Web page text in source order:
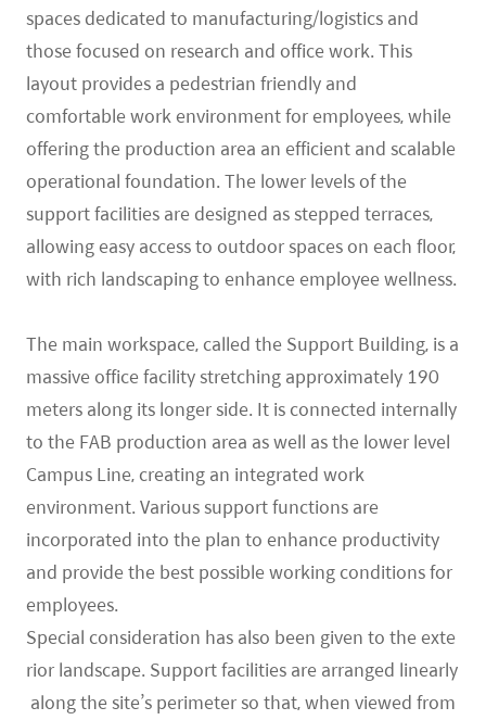
spaces dedicated to manufacturing/logistics and
those focused on research and office work. This
layout provides a pedestrian friendly and
comfortable work environment for employees, while
offering the production area an efficient and scalable
operational foundation. The lower levels of the
support facilities are designed as stepped terraces,
allowing easy access to outdoor spaces on each floor,
with rich landscaping to enhance employee wellness.
The main workspace, called the Support Building, is a
massive office facility stretching approximately 190
meters along its longer side. It is connected internally
to the FAB production area as well as the lower level
Campus Line, creating an integrated work
environment. Various support functions are
incorporated into the plan to enhance productivity
and provide the best possible working conditions for
employees.
Special consideration has also been given to the exte
rior landscape. Support facilities are arranged linearly
along the site’s perimeter so that, when viewed from